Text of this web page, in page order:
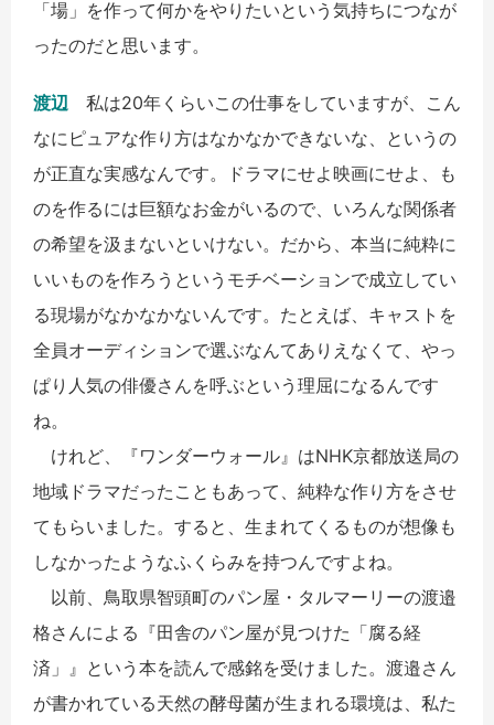
「場」を作って何かをやりたいという気持ちにつなが
ったのだと思います。
渡辺 私は20年くらいこの仕事をしていますが、こん
なにピュアな作り方はなかなかできないな、というの
が正直な実感なんです。ドラマにせよ映画にせよ、も
のを作るには巨額なお金がいるので、いろんな関係者
の希望を汲まないといけない。だから、本当に純粋に
いいものを作ろうというモチベーションで成立してい
る現場がなかなかないんです。たとえば、キャストを
全員オーディションで選ぶなんてありえなくて、やっ
ぱり人気の俳優さんを呼ぶという理屈になるんです
ね。
けれど、『ワンダーウォール』はNHK京都放送局の
地域ドラマだったこともあって、純粋な作り方をさせ
てもらいました。すると、生まれてくるものが想像も
しなかったようなふくらみを持つんですよね。
以前、鳥取県智頭町のパン屋・タルマーリーの渡邉
格さんによる『田舎のパン屋が見つけた「腐る経
済」』という本を読んで感銘を受けました。渡邉さん
が書かれている天然の酵母菌が生まれる環境は、私た